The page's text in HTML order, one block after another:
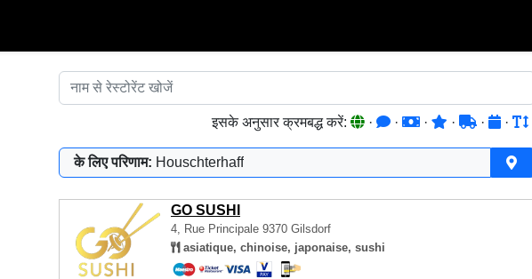
इसके अनुसार क्रमबद्ध करें: · · · · · ·
के लिए परिणाम: Houschterhaff
GO SUSHI
4, Rue Principale 9370 Gilsdorf
asiatique, chinoise, japonaise, sushi